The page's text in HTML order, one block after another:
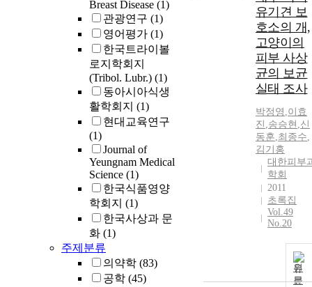
Breast Disease (1)
관광연구 (1)
영어평가 (1)
한국트라이볼
로지학회지
(Tribol. Lubr.) (1)
동아시아식생
활학회지 (1)
현대교육연구
(1)
Journal of
Yeungnam Medical
Science (1)
한국식품영양
학회지 (1)
한국사상과 문
화 (1)
주제분류
의약학 (83)
공학 (45)
유기견 보
호소의 개,
고양이의
피부 사상
균의 보균
실태 조사
박정영 ,이효
진 ,송승현 ,신
동훈,최종수,
김기홍
대한피부
학회
2011
초록집
Vol.49
No.20
원
문